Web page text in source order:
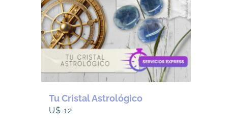
Tu Cristal Astrológico
U$12